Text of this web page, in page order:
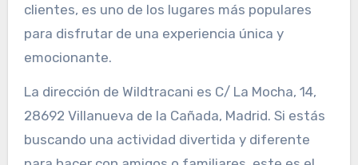
clientes, es uno de los lugares más populares
para disfrutar de una experiencia única y
emocionante.
La dirección de Wildtracani es C/ La Mocha, 14,
28692 Villanueva de la Cañada, Madrid. Si estás
buscando una actividad divertida y diferente